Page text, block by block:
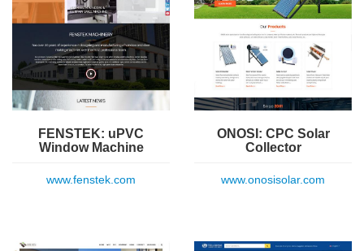
FENSTEK: uPVC
Window Machine
www.fenstek.com
ONOSI: CPC Solar
Collector
www.onosisolar.com